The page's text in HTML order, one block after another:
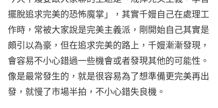
擺脫追求完美的恐怖魔掌」，其實千嫚自己在處理工
作時，常被大家說是完美主義派，剛開始自己其實是
頗引以為豪，但在追求完美的路上，千嫚漸漸發現，
會容易不小心錯過一些機會或者發現其他的可能性。
像是最常發生的，就是很容易為了想準備更完美再出
發，就慢了市場半拍，不小心錯失良機。